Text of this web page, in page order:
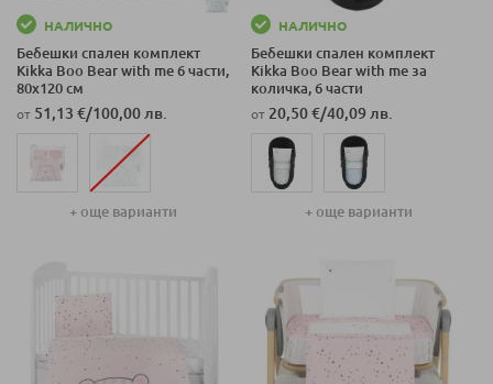
НАЛИЧНО
Бебешки спален комплект
Kikka Boo Bear with me 6 части,
80х120 см
от 51,13 €/100,00 лв.
+ още варианти
НАЛИЧНО
Бебешки спален комплект
Kikka Boo Bear with me за
количка, 6 части
от 20,50 €/40,09 лв.
+ още варианти